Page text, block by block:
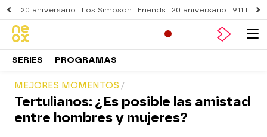
20 aniversario Los Simpson Friends 20 aniversario 911
SERIES PROGRAMAS
MEJORES MOMENTOS
Tertulianos: ¿Es posible las amistad
entre hombres y mujeres?